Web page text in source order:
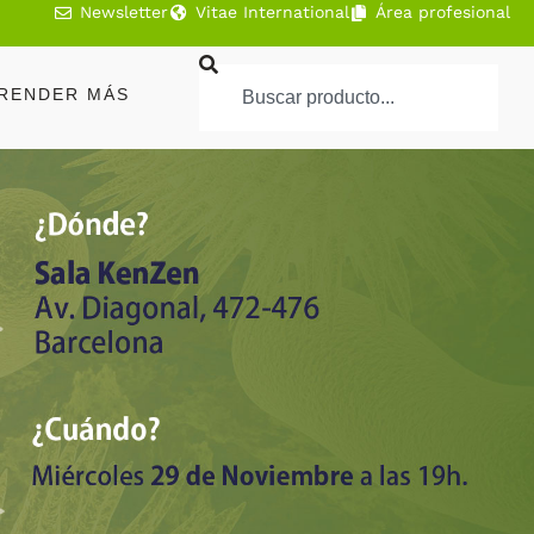
Newsletter Vitae International Área profesional
MÁS